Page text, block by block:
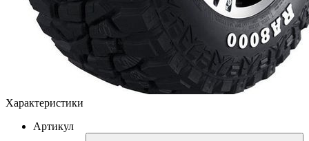
Характеристики
Артикул